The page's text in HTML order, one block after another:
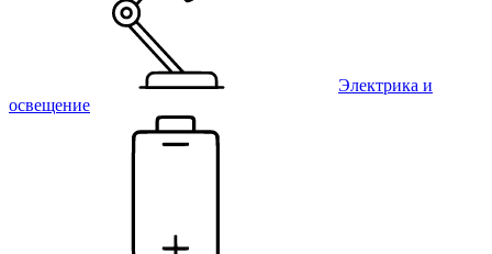
Электрика и
освещение